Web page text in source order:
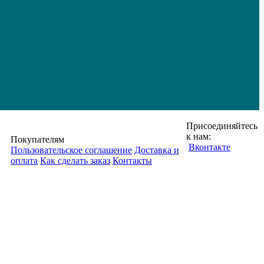
Покупателям
Пользовательское соглашение Доставка и
оплата Как сделать заказ Контакты
Присоединяйтесь
к нам:
Вконтакте